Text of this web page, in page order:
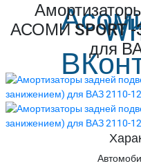
АСОМИ SPORT -
для